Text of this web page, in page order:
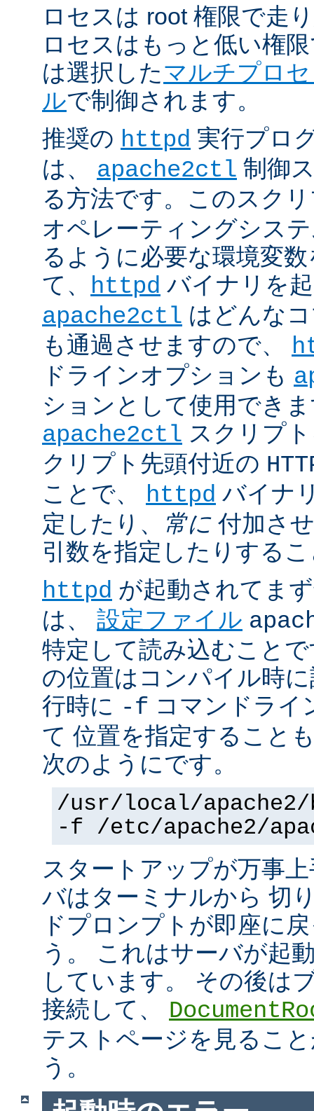
ロセスは root 権限で走
ロセスはもっと低い権
は選択したマルチプロ
ルで制御されます。
推奨の httpd 実行プロ
は、 apache2ctl 制御
る方法です。このスク
オペレーティングシス
るように必要な環境変
て、 httpd バイナリを
apache2ctl はどんな
も通過させますので、
ドラインオプションも
ションとして使用でき
apache2ctl スクリプ
クリプト先頭付近の
ことで、 httpd バイナ
定したり、
常に 付加さ
引数を指定したりする
httpd が起動されてま
は、 設定ファイル
特定して読み込むこと
の位置はコンパイル時
行時に -f コマンドライ
て 位置を指定すること
次のようにです。
/usr/local/
-f /etc/apache2/
スタートアップが万事
バはターミナルから 切
ドプロンプトが即座に
う。 これはサーバが起
しています。 その後は
接続して、
テストページを見るこ
う。